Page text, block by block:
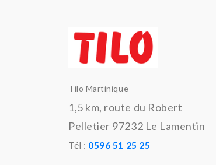
Tilo Martinique
1,5 km, route du Robert
Pelletier 97232 Le Lamentin
Tél : 0596 51 25 25